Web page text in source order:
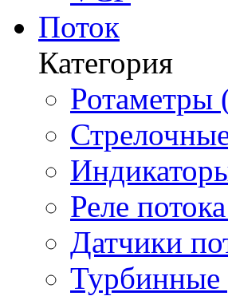
Поток
Категория
Ротаметры
Реле
Датчики
Турбинные